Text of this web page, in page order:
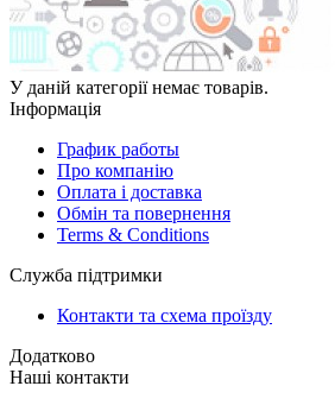
У даній категорії немає товарів.
Інформація
График работы
Про компанію
Оплата і доставка
Обмін та повернення
Terms & Conditions
Служба підтримки
Контакти та схема проїзду
Додатково
Наші контакти